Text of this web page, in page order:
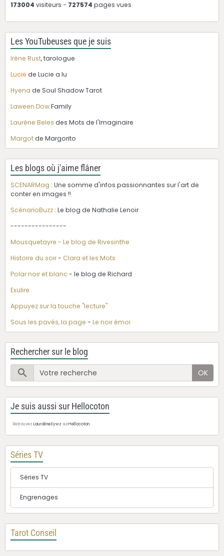
173004 visiteurs - 727574 pages vues
Les YouTubeuses que je suis
Irène Rust, tarologue
Lucie de Lucie a lu
Hyena de Soul Shadow Tarot
Laween DowFamily
Laurène Beles des Mots de l'Imaginaire
Margotde Margorito
Les blogs où j'aime flâner
SCENARMag : Une somme d'infos passionnantes sur l'art de
conter en images !!
ScénarioBuzz : Le blog de Nathalie Lenoir
----------------
Mousquetayre - Le blog de Rivesinthe
Histoire du soir- Clara et les Mots
Polar noir et blanc - le blog de Richard
Exulire
Appuyez sur la touche "lecture"
Sous les pavés, la page - Le noir émoi
Rechercher sur le blog
OK
Je suis aussi sur Hellocoton
Retrouvez LauralineXywz surHellocoton
Séries TV
Séries TV
Engrenages
Tarot Conseil